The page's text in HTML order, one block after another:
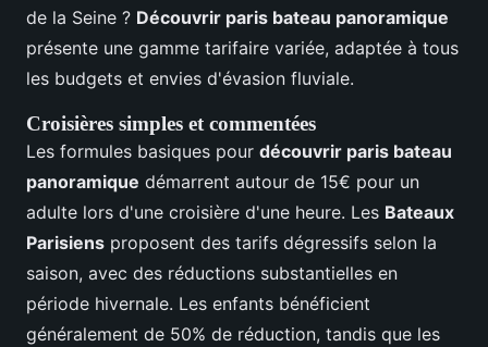
de la Seine ? Découvrir paris bateau panoramique
présente une gamme tarifaire variée, adaptée à tous
les budgets et envies d'évasion fluviale.
Croisières simples et commentées
Les formules basiques pour découvrir paris bateau
panoramique démarrent autour de 15€ pour un
adulte lors d'une croisière d'une heure. Les Bateaux
Parisiens proposent des tarifs dégressifs selon la
saison, avec des réductions substantielles en
période hivernale. Les enfants bénéficient
généralement de 50% de réduction, tandis que les